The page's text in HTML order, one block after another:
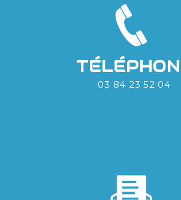
03 84 23 52 04